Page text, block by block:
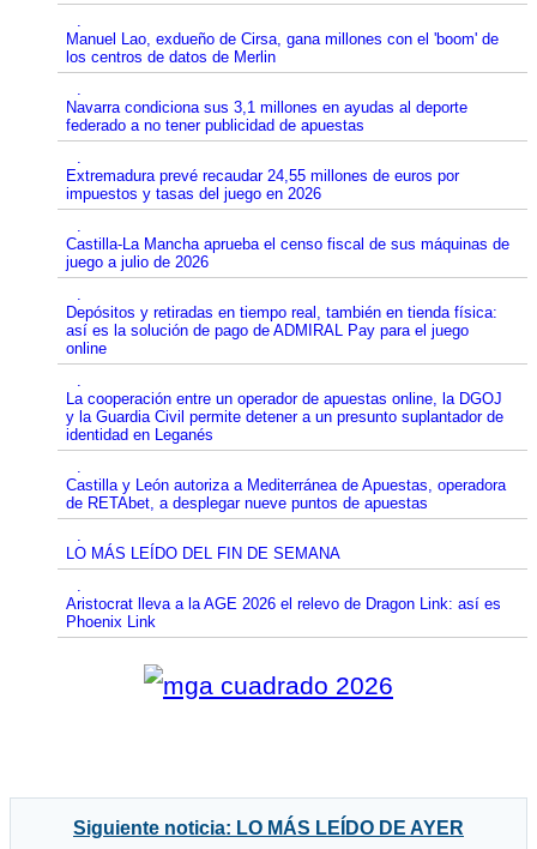
.
Manuel Lao, exdueño de Cirsa, gana millones con el 'boom' de
los centros de datos de Merlin
.
Navarra condiciona sus 3,1 millones en ayudas al deporte
federado a no tener publicidad de apuestas
.
Extremadura prevé recaudar 24,55 millones de euros por
impuestos y tasas del juego en 2026
.
Castilla-La Mancha aprueba el censo fiscal de sus máquinas de
juego a julio de 2026
.
Depósitos y retiradas en tiempo real, también en tienda física:
así es la solución de pago de ADMIRAL Pay para el juego
online
.
La cooperación entre un operador de apuestas online, la DGOJ
y la Guardia Civil permite detener a un presunto suplantador de
identidad en Leganés
.
Castilla y León autoriza a Mediterránea de Apuestas, operadora
de RETAbet, a desplegar nueve puntos de apuestas
.
LO MÁS LEÍDO DEL FIN DE SEMANA
.
Aristocrat lleva a la AGE 2026 el relevo de Dragon Link: así es
Phoenix Link
Siguiente noticia: LO MÁS LEÍDO DE AYER